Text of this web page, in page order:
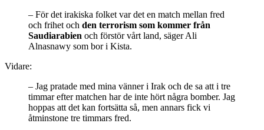
– För det irakiska folket var det en match mellan fred
och frihet och den terrorism som kommer från
Saudiarabien och förstör vårt land, säger Ali
Alnasnawy som bor i Kista.
Vidare:
– Jag pratade med mina vänner i Irak och de sa att i tre
timmar efter matchen har de inte hört några bomber. Jag
hoppas att det kan fortsätta så, men annars fick vi
åtminstone tre timmars fred.